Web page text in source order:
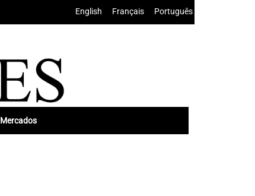
English Français Português
Mercados